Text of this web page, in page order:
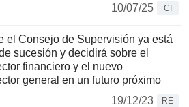
10/07/25
CI
el Consejo de Supervisión ya está
sucesión y decidirá sobre el
financiero y el nuevo
general en un futuro próximo
19/12/23
RE